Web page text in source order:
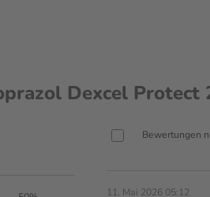
Dexcel
Bewertungen
11. Mai 2026 05:12